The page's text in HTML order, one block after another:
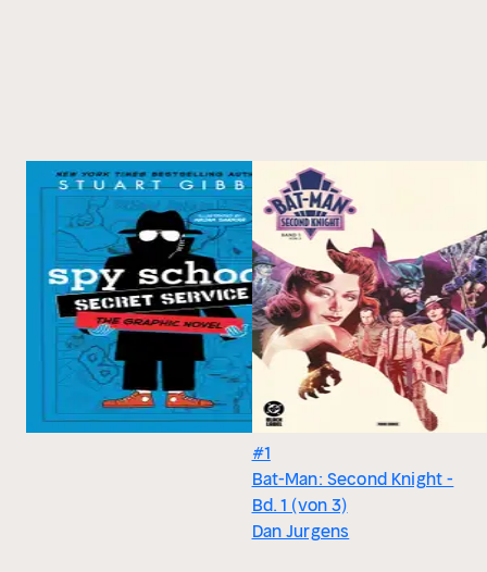
#1
Bat-Man: Second Knight -
Bd. 1 (von 3)
Dan Jurgens